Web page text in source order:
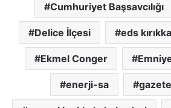
Cumhuriyet Başsavcılığı
Delice İlçesi eds
Ekmel Conger
enerji-sa